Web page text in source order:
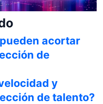
acortar
de
y
de talento?